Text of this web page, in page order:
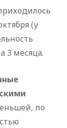
(у
3 месяца.
по